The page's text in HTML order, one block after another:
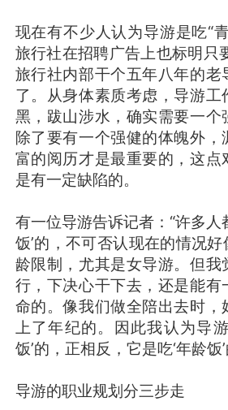
现在有不少人认为导游是吃“
旅行社在招聘广告上也标明只
旅行社内部干个五年八年的老
了。从身体素质考虑，导游工
黑，跋山涉水，确实需要一个
除了要有一个强健的体魄外，
富的阅历才是最重要的，这点
是有一定缺陷的。
有一位导游告诉记者：“许多人
饭’的，不可否认现在的情况
龄限制，尤其是女导游。但我
行，下决心干下去，还是能有
命的。像我们做全陪出去时，
上了年纪的。因此我认为导
饭’的，正相反，它是吃‘年龄饭
导游的职业规划分三步走